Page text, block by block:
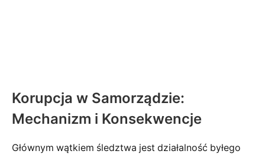
Korupcja w Samorządzie:
Mechanizm i Konsekwencje
Głównym wątkiem śledztwa jest działalność byłego